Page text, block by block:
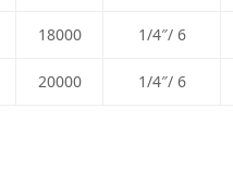
18000 1/4″/ 6
20000 1/4″/ 6